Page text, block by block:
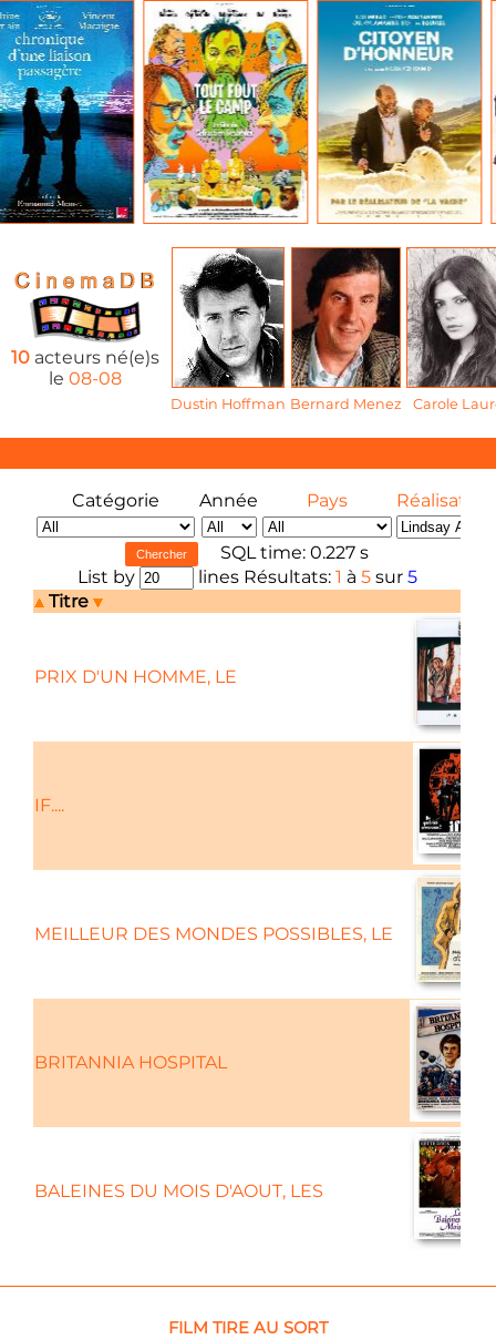
10acteurs né(e)s
le 08-08
Dustin Hoffman Bernard Menez Carole
Catégorie Année Pays Réalisateur
SQL time: 0.227 s
List by
lines Résultats: 1 à 5sur 5
Titre
PRIX D'UN HOMME, LE
IF....
MEILLEUR DES MONDES POSSIBLES, LE
BRITANNIA HOSPITAL
BALEINES DU MOIS D'AOUT, LES
FILM TIRE AU SORT